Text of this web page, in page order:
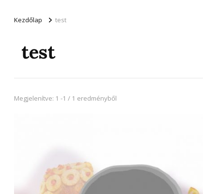
Kezdőlap test
test
Megjelenítve: 1 -1 / 1 eredményből